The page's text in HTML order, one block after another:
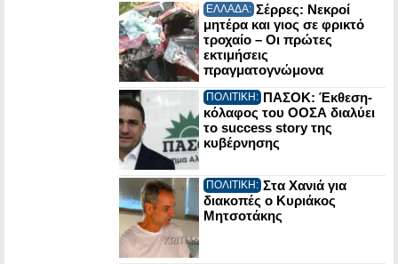
ΕΛΛΑΔΑ: Σέρρες: Νεκροί
μητέρα και γιος σε φρικτό
τροχαίο – Οι πρώτες
εκτιμήσεις
πραγματογνώμονα
ΠΟΛΙΤΙΚΗ: ΠΑΣΟΚ: Έκθεση-
κόλαφος του ΟΟΣΑ διαλύει
το success story της
κυβέρνησης
ΠΟΛΙΤΙΚΗ: Στα Χανιά για
διακοπές ο Κυριάκος
Μητσοτάκης